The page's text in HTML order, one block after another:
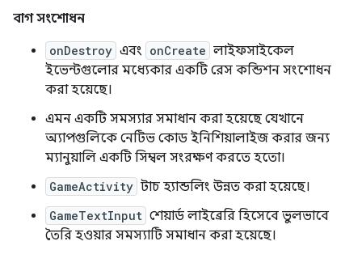
বাগ সংশোধন
onDestroy এবং onCreate লাইফসাইকেল
ইভেন্টগুলোর মধ্যেকার একটি রেস কন্ডিশন সংশোধন
করা হয়েছে।
এমন একটি সমস্যার সমাধান করা হয়েছে যেখানে
অ্যাপগুলিকে নেটিভ কোড ইনিশিয়ালাইজ করার জন্য
ম্যানুয়ালি একটি সিম্বল সংরক্ষণ করতে হতো।
GameActivity টাচ হ্যান্ডলিং উন্নত করা হয়েছে।
GameTextInput শেয়ার্ড লাইব্রেরি হিসেবে ভুলভাবে
তৈরি হওয়ার সমস্যাটি সমাধান করা হয়েছে।